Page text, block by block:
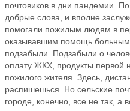
почтовиков в дни пандемии.
добрые слова, и вполне
помогали пожилым людям в
оказывавшим помощь
подзабыли. Подзабыли о
оплату ЖКХ, продукты первой
пожилого жителя. Здесь,
распишешься. Но сельские
городе, конечно, все не так, а